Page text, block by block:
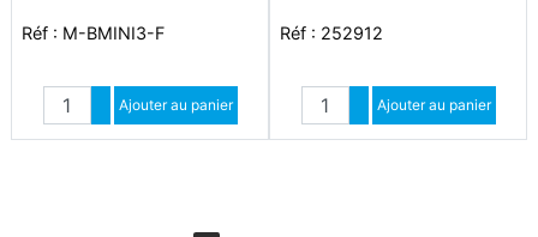
Réf : M-BMINI3-F
Quantité
Augmenter quantité
Diminuer quantité
Ajouter au panier
Réf : 252912
Quantité
Augmenter quantité
Diminuer quantité
Ajouter au panier